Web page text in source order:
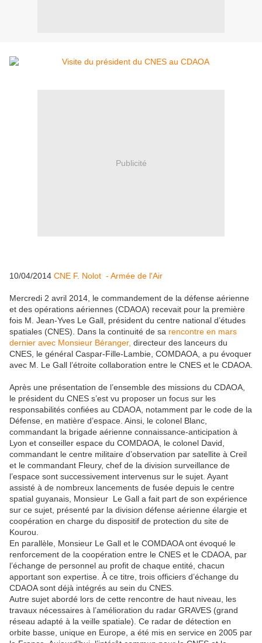
Publicité
10/04/2014 CNE F. Nolot - Armée de l'Air
Mercredi 2 avril 2014, le commandement de la défense aérienne
et des opérations aériennes (CDAOA) recevait pour la première
fois M. Jean-Yves Le Gall, président du centre national d’études
spatiales (CNES). Dans la continuité de sa rencontre en mars
dernier avec Monsieur Béranger, directeur des lanceurs du
CNES, le général Caspar-Fille-Lambie, COMDAOA, a pu évoquer
avec M. Le Gall l’étroite collaboration entre le CNES et le CDAOA.
Après une présentation de l’ensemble des missions du CDAOA,
le président du CNES s’est vu proposer un focus sur les
responsabilités confiées au CDAOA, notamment par le code de la
Défense, en matière d’espace. Ainsi, le colonel Blanc,
commandant la brigade aérienne connaissance-anticipation à
Lyon et conseiller espace du COMDAOA, le colonel David,
commandant le centre militaire d’observation par satellite à Creil
et le commandant Fleury, chef de la division surveillance de
l’espace sont successivement intervenus sur le sujet. Ayant
assisté à de nombreux lancements de fusée depuis le centre
spatial guyanais, Monsieur Le Gall a fait part de son expérience
sur ce sujet, présenté par la division défense aérienne élargie et
coopération en charge du dispositif de protection du site de
Kourou.
En parallèle, Monsieur Le Gall et le COMDAOA ont évoqué le
renforcement de la coopération entre le CNES et le CDAOA, par
l’échange de personnel au profit de chaque entité, chacun
apportant son expertise. À ce titre, trois officiers d’échange du
CDAOA sont déjà intégrés au sein du CNES.
Autre sujet abordé lors de cette rencontre de haut niveau, les
travaux nécessaires à l’amélioration du radar GRAVES (grand
réseau adapté à la veille spatiale). Ce radar de détection en
orbite basse, unique en Europe, a été mis en service en 2005 par